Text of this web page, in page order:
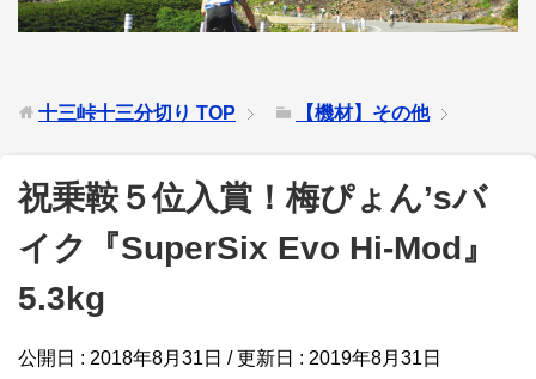
十三峠十三分切り TOP 【機材】その他
祝乗鞍５位入賞！梅ぴょん’sバ
イク『SuperSix Evo Hi-Mod』
5.3kg
公開日 : 2018年8月31日 / 更新日 : 2019年8月31日